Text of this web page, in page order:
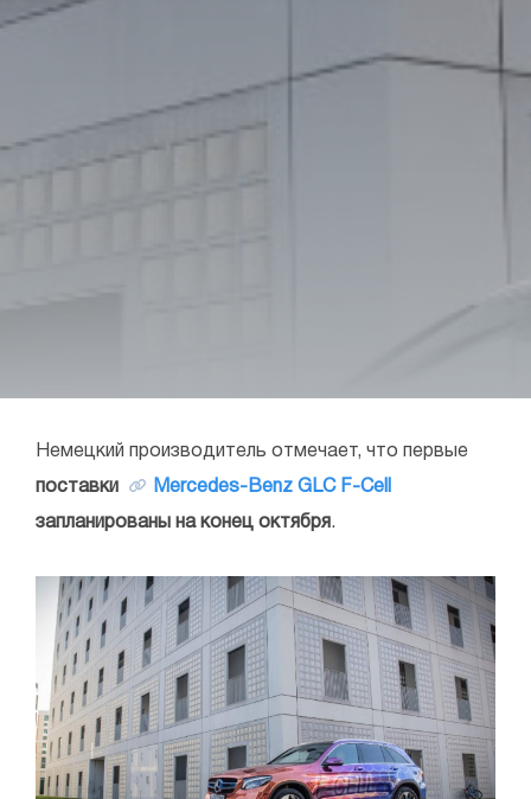
Немецкий производитель отмечает, что первые
поставки Mercedes-Benz GLC F-Cell
запланированы на конец октября .